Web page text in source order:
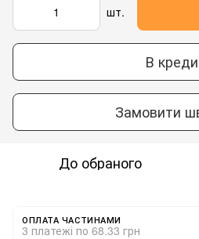
шт.
В
Замовити
До обраного
ОПЛАТА ЧАСТИНАМИ
3 платежі по 68.33 грн